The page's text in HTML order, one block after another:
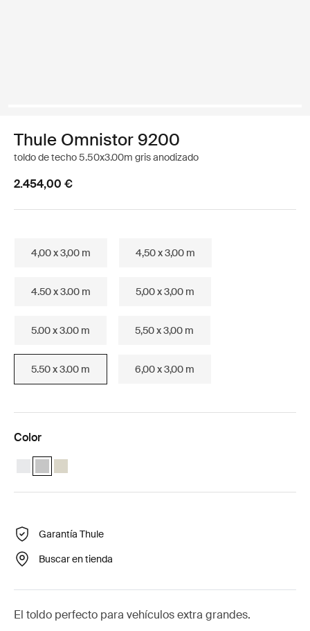
Thule Omnistor 9200
toldo de techo 5.50x3.00m gris anodizado
2.454,00 €
4,00 x 3,00 m 4,50 x 3,00 m
4.50 x 3.00 m 5,00 x 3,00 m
5.00 x 3.00 m 5,50 x 3,00 m
5.50 x 3.00 m 6,00 x 3,00 m
Color
Thule Omnistor 9200 (5.50x3.00) Blanco
Thule Omnistor 9200 (5.50x3.00) Anodizado (selected)
Thule Omnistor 9200 (5.50x3.00) Crema
Garantía Thule
Buscar en tienda
El toldo perfecto para vehículos extra grandes.